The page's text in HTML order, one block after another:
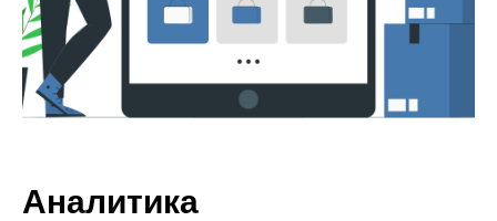
Аналитика